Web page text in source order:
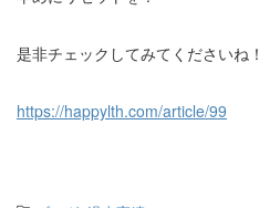
是非チェックしてみてくださいね！
https://happylth.com/article/99